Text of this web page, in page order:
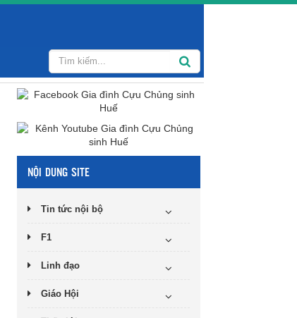
NỘI DUNG SITE
Tin tức nội bộ
F1
Linh đạo
Giáo Hội